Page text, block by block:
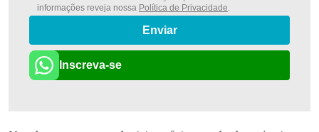
informações reveja nossa Política de Privacidade
Enviar
Inscreva-se